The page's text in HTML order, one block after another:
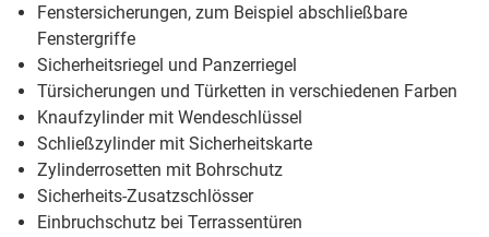
Fenstersicherungen, zum Beispiel abschließbare
Fenstergriffe
Sicherheitsriegel und Panzerriegel
Türsicherungen und Türketten in verschiedenen Farben
Knaufzylinder mit Wendeschlüssel
Schließzylinder mit Sicherheitskarte
Zylinderrosetten mit Bohrschutz
Sicherheits-Zusatzschlösser
Einbruchschutz bei Terrassentüren